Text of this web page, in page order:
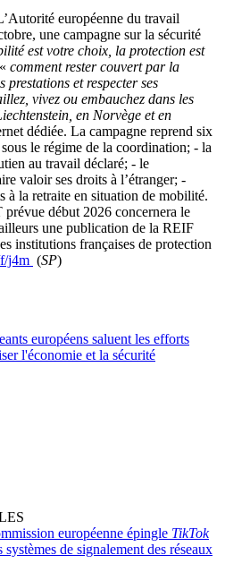
européenne du travail
une campagne sur la sécurité
est votre choix, la protection est
comment rester couvert par la
prestations et respecter ses
vivez ou embauchez dans les
en Norvège et en
dédiée. La campagne reprend six
le régime de la coordination; - la
au travail déclaré; - le
valoir ses droits à l’étranger; -
à la retraite en situation de mobilité.
début 2026 concernera le
une publication de la REIF
institutions françaises de protection
j4m (SP)
européens saluent les efforts
l'économie et la sécurité
européenne épingle TikTok
de signalement des réseaux